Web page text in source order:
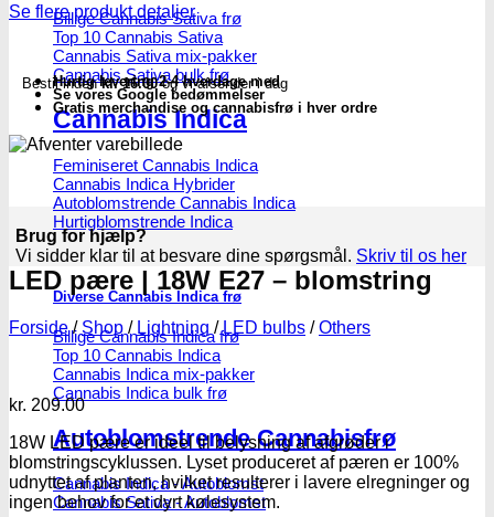
Billige Cannabis Sativa frø
Top 10 Cannabis Sativa
Cannabis Sativa mix-pakker
Cannabis Sativa bulk frø
Cannabis Indica
Feminiseret Cannabis Indica
Cannabis Indica Hybrider
Autoblomstrende Cannabis Indica
Hurtigblomstrende Indica
Diverse Cannabis Indica frø
Billige Cannabis Indica frø
Top 10 Cannabis Indica
Cannabis Indica mix-pakker
Cannabis Indica bulk frø
Autoblomstrende Cannabisfrø
Cannabis Indica - Autoblomst
Cannabis Sativa - Autoblomst
Se flere produkt detaljer
Bestil indenkl. 16.00og vi afsender i dag
Hurtig levering 2-4 hverdage med
Se vores Google bedømmelser
Gratis merchandise og cannabisfrø i hver ordre
Brug for hjælp?
Vi sidder klar til at besvare dine spørgsmål. Skriv til os her
LED pære | 18W E27 – blomstring
Forside / Shop / Lightning / LED bulbs / Others
kr. 209.00
18W LED pære er ideel til belysning af afgrøder i
blomstringscyklussen. Lyset produceret af pæren er 100%
udnyttet af planten, hvilket resulterer i lavere elregninger og
ingen behov for et dyrt kølesystem.